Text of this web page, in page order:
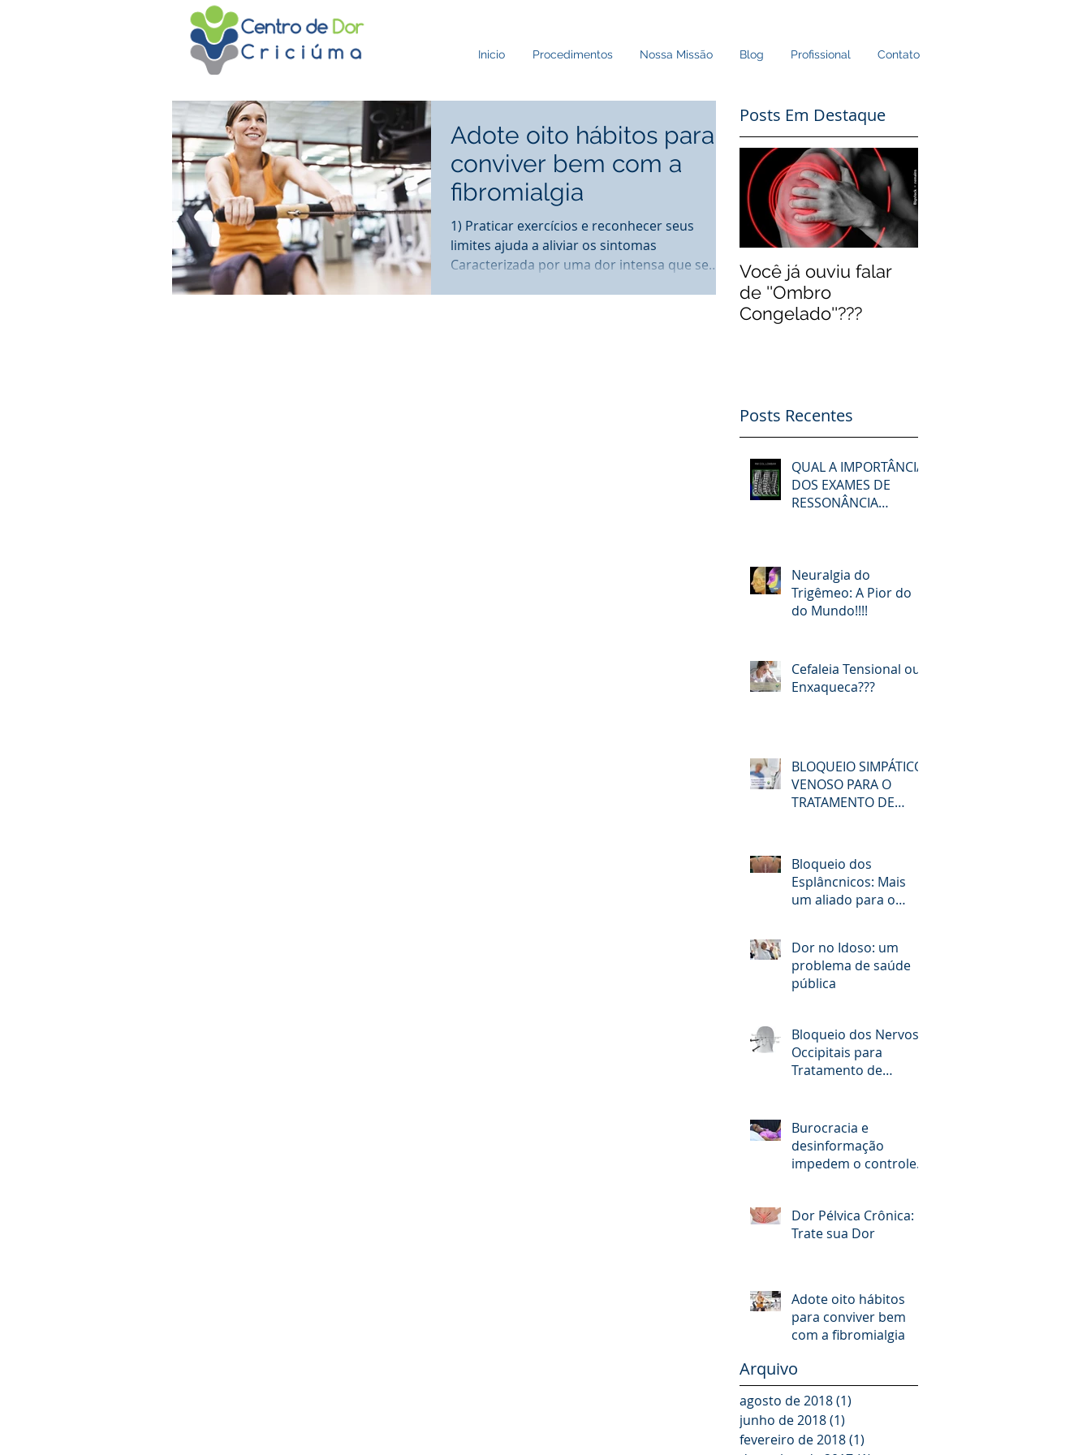
Inicio Procedimentos Nossa Missão Blog Profissional Contato
Adote oito hábitos para
conviver bem com a
fibromialgia
1) Praticar exercícios e reconhecer seus
limites ajuda a aliviar os sintomas
Caracterizada por uma dor intensa que se
Posts Em Destaque
Você já ouviu falar
de ''Ombro
Congelado''???
Posts Recentes
QUAL A IMPORTÂNCIA
DOS EXAMES DE
RESSONÂNCIA
Neuralgia do
Trigêmeo: A Pior do
do Mundo!!!!
Cefaleia Tensional ou
Enxaqueca???
BLOQUEIO SIMPÁTICO
VENOSO PARA O
TRATAMENTO DE
Bloqueio dos
Esplâncnicos: Mais
um aliado para o
Dor no Idoso: um
problema de saúde
pública
Bloqueio dos Nervos
Occipitais para
Tratamento de
Burocracia e
desinformação
impedem o controle
Dor Pélvica Crônica:
Trate sua Dor
Adote oito hábitos
para conviver bem
com a fibromialgia
Arquivo
agosto de 2018(1)
junho de 2018(1)
fevereiro de 2018(1)